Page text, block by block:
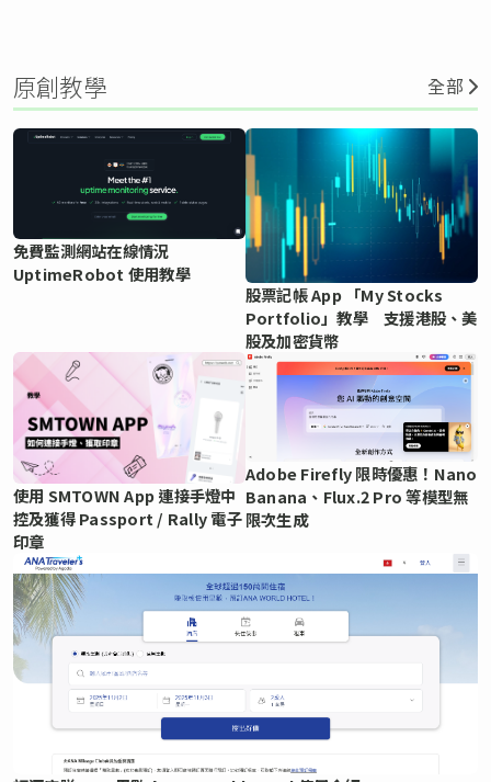
原創教學 全部
免費監測網站在線情況
UptimeRobot 使用教學
股票記帳 App 「My Stocks
Portfolio」教學 支援港股、美
股及加密貨幣
使用 SMTOWN App 連接手燈中
控及獲得 Passport / Rally 電子
印章
Adobe Firefly 限時優惠！Nano
Banana、Flux.2 Pro 等模型無
限次生成